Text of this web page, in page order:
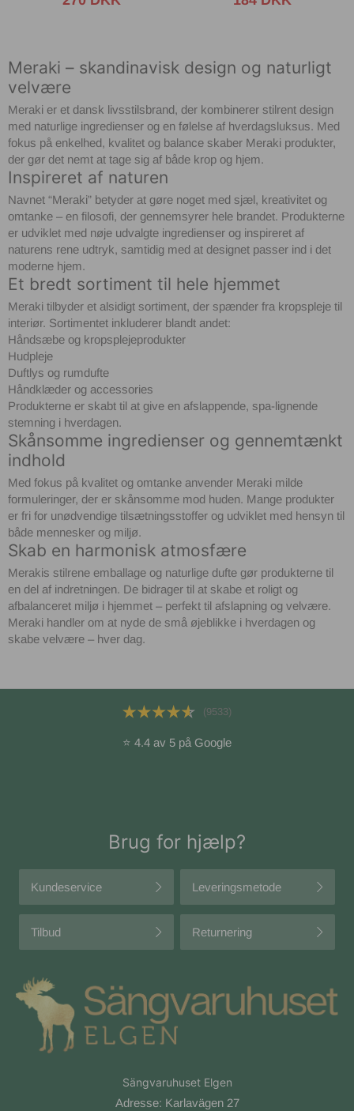
Meraki – skandinavisk design og naturligt
velvære
Meraki er et dansk livsstilsbrand, der kombinerer stilrent design
med naturlige ingredienser og en følelse af hverdagsluksus. Med
fokus på enkelhed, kvalitet og balance skaber Meraki produkter,
der gør det nemt at tage sig af både krop og hjem.
Inspireret af naturen
Navnet “Meraki” betyder at gøre noget med sjæl, kreativitet og
omtanke – en filosofi, der gennemsyrer hele brandet. Produkterne
er udviklet med nøje udvalgte ingredienser og inspireret af
naturens rene udtryk, samtidig med at designet passer ind i det
moderne hjem.
Et bredt sortiment til hele hjemmet
Meraki tilbyder et alsidigt sortiment, der spænder fra kropspleje til
interiør. Sortimentet inkluderer blandt andet:
Håndsæbe og kropsplejeprodukter
Hudpleje
Duftlys og rumdufte
Håndklæder og accessories
Produkterne er skabt til at give en afslappende, spa-lignende
stemning i hverdagen.
Skånsomme ingredienser og gennemtænkt
indhold
Med fokus på kvalitet og omtanke anvender Meraki milde
formuleringer, der er skånsomme mod huden. Mange produkter
er fri for unødvendige tilsætningsstoffer og udviklet med hensyn til
både mennesker og miljø.
Skab en harmonisk atmosfære
Merakis stilrene emballage og naturlige dufte gør produkterne til
en del af indretningen. De bidrager til at skabe et roligt og
afbalanceret miljø i hjemmet – perfekt til afslapning og velvære.
Meraki handler om at nyde de små øjeblikke i hverdagen og
skabe velvære – hver dag.
(9533)
⭐ 4.4 av 5 på Google
Brug for hjælp?
Kundeservice Leveringsmetode
Tilbud Returnering
Sängvaruhuset Elgen
Adresse: Karlavägen 27